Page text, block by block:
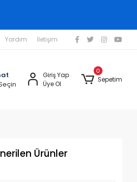
Yardım İletişim
Giriş Yap
Üye Ol
0
Sepetim
Ürünler